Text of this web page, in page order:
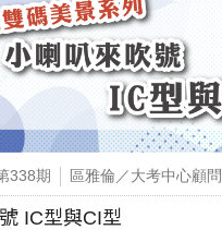
338期 區雅倫／大考中心顧問
IC型與CI型